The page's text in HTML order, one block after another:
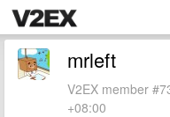
mrleft
V2EX member
+08:00